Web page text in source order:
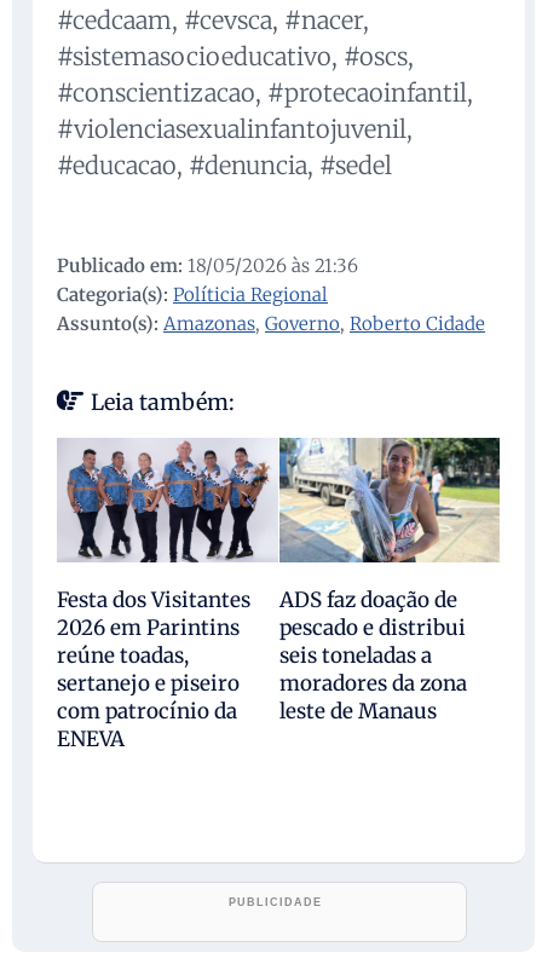
#cedcaam, #cevsca, #nacer,
#sistemasocioeducativo, #oscs,
#conscientizacao, #protecaoinfantil,
#violenciasexualinfantojuvenil,
#educacao, #denuncia, #sedel
Publicado em: 18/05/2026 às 21:36
Categoria(s): Políticia Regional
Assunto(s): Amazonas, Governo, Roberto Cidade
Leia também:
Festa dos Visitantes
2026 em Parintins
reúne toadas,
sertanejo e piseiro
com patrocínio da
ENEVA
ADS faz doação de
pescado e distribui
seis toneladas a
moradores da zona
leste de Manaus